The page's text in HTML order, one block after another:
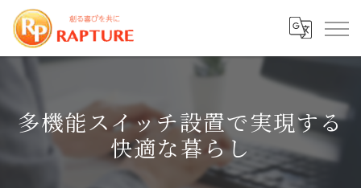
多機能スイッチ設置で実現する
快適な暮らし